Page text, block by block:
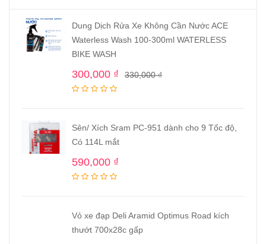
Dung Dịch Rửa Xe Không Cần Nước ACE
Waterless Wash 100-300ml WATERLESS
BIKE WASH
330,000₫
300,000 ₫
Sên/ Xích Sram PC-951 dành cho 9 Tốc độ,
Có 114L mắt
590,000 ₫
Vỏ xe đạp Deli Aramid Optimus Road kích
thướt 700x28c gấp